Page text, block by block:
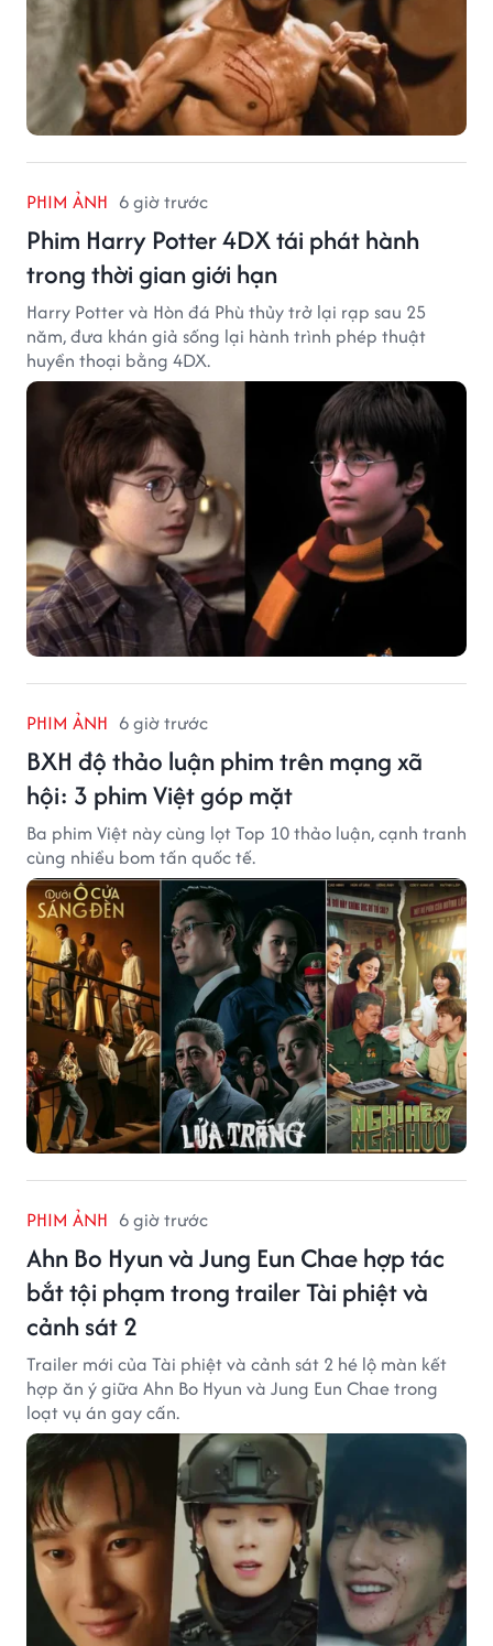
PHIM ẢNH 6 giờ trước
Phim Harry Potter 4DX tái phát hành
trong thời gian giới hạn
Harry Potter và Hòn đá Phù thủy trở lại rạp sau 25
năm, đưa khán giả sống lại hành trình phép thuật
huyền thoại bằng 4DX.
PHIM ẢNH 6 giờ trước
BXH độ thảo luận phim trên mạng xã
hội: 3 phim Việt góp mặt
Ba phim Việt này cùng lọt Top 10 thảo luận, cạnh tranh
cùng nhiều bom tấn quốc tế.
PHIM ẢNH 6 giờ trước
Ahn Bo Hyun và Jung Eun Chae hợp tác
bắt tội phạm trong trailer Tài phiệt và
cảnh sát 2
Trailer mới của Tài phiệt và cảnh sát 2 hé lộ màn kết
hợp ăn ý giữa Ahn Bo Hyun và Jung Eun Chae trong
loạt vụ án gay cấn.